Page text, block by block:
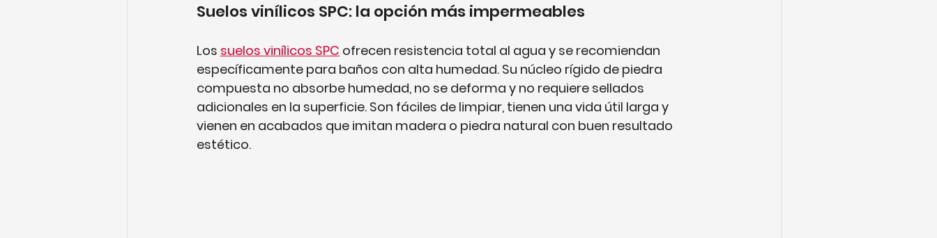
Suelos vinílicos SPC: la opción más impermeables
Los suelos vinílicos SPC ofrecen resistencia total al agua y se recomiendan
específicamente para baños con alta humedad. Su núcleo rígido de piedra
compuesta no absorbe humedad, no se deforma y no requiere sellados
adicionales en la superficie. Son fáciles de limpiar, tienen una vida útil larga y
vienen en acabados que imitan madera o piedra natural con buen resultado
estético.